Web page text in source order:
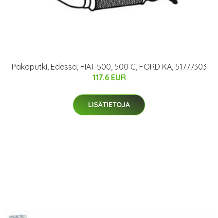
Pakoputki, Edessä, FIAT 500, 500 C, FORD KA, 51777303
117.6 EUR
LISÄTIETOJA